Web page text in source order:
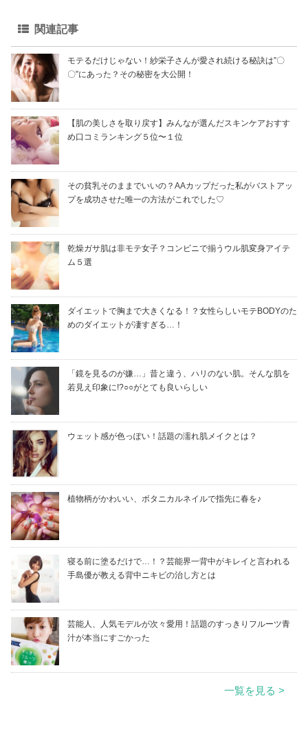
関連記事
モテるだけじゃない！紗栄子さんが愛され続ける秘訣は”〇
〇”にあった？その秘密を大公開！
【肌の美しさを取り戻す】みんなが選んだスキンケアおすす
め口コミランキング５位〜１位
その貧乳そのままでいいの？AAカップだった私がバストアッ
プを成功させた唯一の方法がこれでした♡
乾燥ガサ肌は非モテ女子？コンビニで揃うウル肌変身アイテ
ム５選
ダイエットで胸まで大きくなる！？女性らしいモテBODYのた
めのダイエットが凄すぎる…！
「鏡を見るのが嫌…」昔と違う、ハリのない肌。そんな肌を
若見え印象に!?○○がとても良いらしい
ウェット感が色っぽい！話題の濡れ肌メイクとは？
植物柄がかわいい、ボタニカルネイルで指先に春を♪
寝る前に塗るだけで…！？芸能界一背中がキレイと言われる
手島優が教える背中ニキビの治し方とは
芸能人、人気モデルが次々愛用！話題のすっきりフルーツ青
汁が本当にすごかった
一覧を見る >